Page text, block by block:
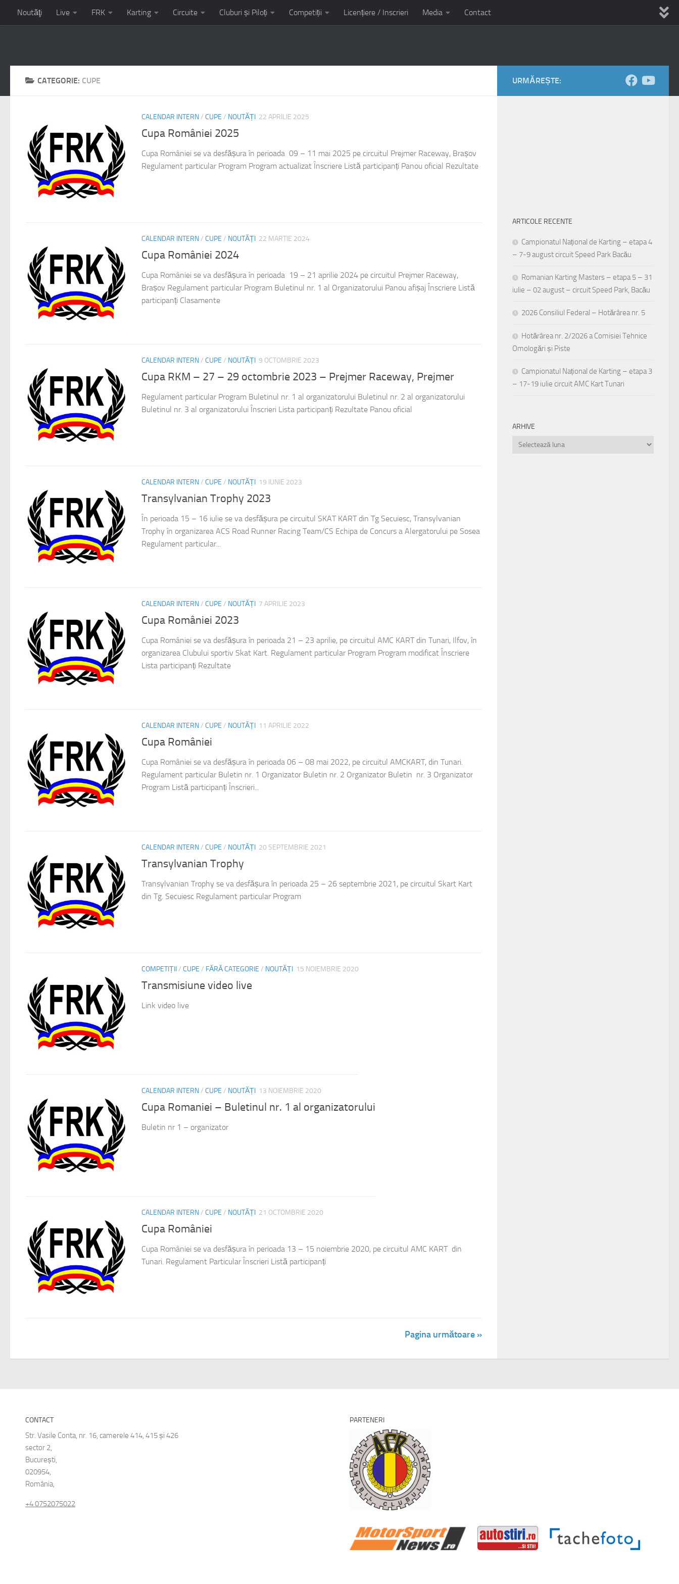
Noutăţi Live FRK Karting Circuite Cluburi și Piloți Competiții Licențiere / Inscrieri Media Contact
CATEGORIE: CUPE
CALENDAR INTERN/ CUPE / NOUTĂȚI 22 APRILIE 2025
Cupa României 2025
Cupa României se va desfășura în perioada 09 – 11 mai 2025 pe circuitul Prejmer Raceway, Brașov
Regulament particular Program Program actualizat Înscriere Listă participanți Panou oficial Rezultate
CALENDAR INTERN/ CUPE / NOUTĂȚI 22 MARTIE 2024
Cupa României 2024
Cupa României se va desfășura în perioada 19 – 21 aprilie 2024 pe circuitul Prejmer Raceway,
Brașov Regulament particular Program Buletinul nr. 1 al Organizatorului Panou afișaj Înscriere Listă
participanți Clasamente
CALENDAR INTERN/ CUPE / NOUTĂȚI 9 OCTOMBRIE 2023
Cupa RKM – 27 – 29 octombrie 2023 – Prejmer Raceway, Prejmer
Regulament particular Program Buletinul nr. 1 al organizatorului Buletinul nr. 2 al organizatorului
Buletinul nr. 3 al organizatorului Înscrieri Lista participanți Rezultate Panou oficial
CALENDAR INTERN/ CUPE / NOUTĂȚI 19 IUNIE 2023
Transylvanian Trophy 2023
În perioada 15 – 16 iulie se va desfășura pe circuitul SKAT KART din Tg Secuiesc, Transylvanian
Trophy în organizarea ACS Road Runner Racing Team/CS Echipa de Concurs a Alergatorului pe Sosea
Regulament particular...
CALENDAR INTERN/ CUPE / NOUTĂȚI 7 APRILIE 2023
Cupa României 2023
Cupa României se va desfășura în perioada 21 – 23 aprilie, pe circuitul AMC KART din Tunari, Ilfov, în
organizarea Clubului sportiv Skat Kart. Regulament particular Program Program modificat Înscriere
Lista participanți Rezultate
CALENDAR INTERN/ CUPE / NOUTĂȚI 11 APRILIE 2022
Cupa României
Cupa României se va desfășura în perioada 06 – 08 mai 2022, pe circuitul AMCKART, din Tunari.
Regulament particular Buletin nr. 1 Organizator Buletin nr. 2 Organizator Buletin nr. 3 Organizator
Program Listă participanți Înscrieri...
CALENDAR INTERN/ CUPE / NOUTĂȚI 20 SEPTEMBRIE 2021
Transylvanian Trophy
Transylvanian Trophy se va desfășura în perioada 25 – 26 septembrie 2021, pe circuitul Skart Kart
din Tg. Secuiesc Regulament particular Program
COMPETIȚII/ CUPE / FĂRĂ CATEGORIE / NOUTĂȚI 15 NOIEMBRIE 2020
Transmisiune video live
Link video live
CALENDAR INTERN/ CUPE / NOUTĂȚI 13 NOIEMBRIE 2020
Cupa Romaniei – Buletinul nr. 1 al organizatorului
Buletin nr 1 – organizator
CALENDAR INTERN/ CUPE / NOUTĂȚI 21 OCTOMBRIE 2020
Cupa României
Cupa României se va desfășura în perioada 13 – 15 noiembrie 2020, pe circuitul AMC KART din
Tunari. Regulament Particular Înscrieri Listă participanți
Pagina următoare »
URMĂREȘTE:
ARTICOLE RECENTE
Campionatul Național de Karting – etapa 4
– 7-9 august circuit Speed Park Bacău
Romanian Karting Masters – etapa 5 – 31
iulie – 02 august – circuit Speed Park, Bacău
2026 Consiliul Federal – Hotărârea nr. 5
Hotărârea nr. 2/2026 a Comisiei Tehnice
Omologări și Piste
Campionatul Național de Karting – etapa 3
– 17-19 iulie circuit AMC Kart Tunari
ARHIVE
CONTACT
Str. Vasile Conta, nr. 16, camerele 414, 415 și 426
sector 2,
București,
020954,
România,
+4 0752075022
PARTENERI